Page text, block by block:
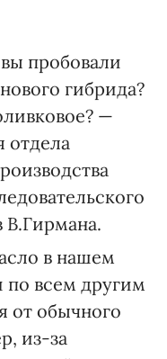
пробовали
гибрида?
—
отдела
В.Гирмана.
в нашем
по всем другим
от обычного
из-за